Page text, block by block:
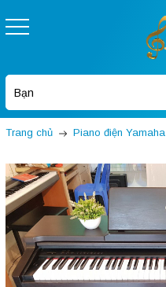
Trang chủ Piano điện Yamaha